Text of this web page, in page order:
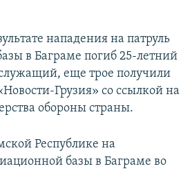
нападения на патруль
в Баграме погиб 25-летний
еще трое получили
Грузия» со ссылкой на
обороны страны.
Республике на
базы в Баграме во